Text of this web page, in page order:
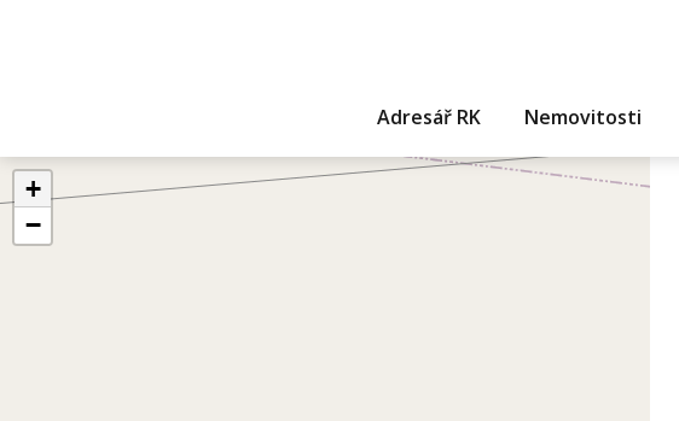
Adresář RK Nemovitosti
+
−